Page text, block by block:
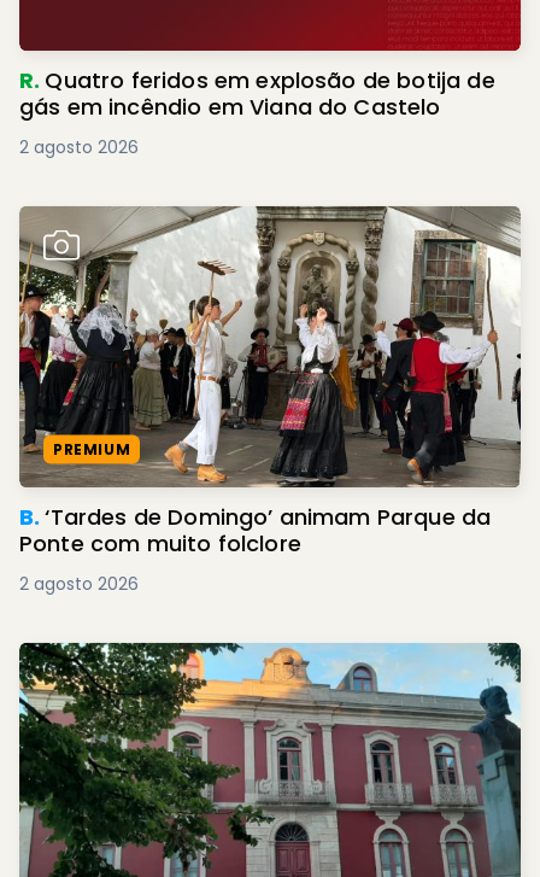
R. Quatro feridos em explosão de botija de
gás em incêndio em Viana do Castelo
2 agosto 2026
PREMIUM
B.‘Tardes de Domingo’ animam Parque da
Ponte com muito folclore
2 agosto 2026